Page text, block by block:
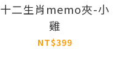
十二生肖memo夾-小
雞
NT$399